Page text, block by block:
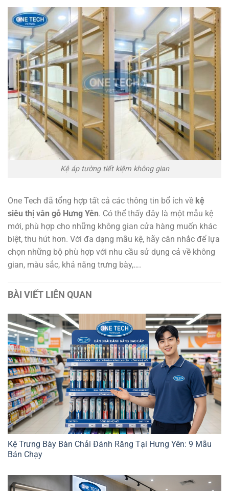
Kệ áp tường tiết kiệm không gian
One Tech đã tổng hợp tất cả các thông tin bổ ích về kệ
siêu thị vân gỗ Hưng Yên. Có thể thấy đây là một mẫu kệ
mới, phù hợp cho những không gian cửa hàng muốn khác
biệt, thu hút hơn. Với đa dạng mẫu kệ, hãy cân nhắc để lựa
chọn những bộ phù hợp với nhu cầu sử dụng cả về không
gian, màu sắc, khả năng trưng bày,….
BÀI VIẾT LIÊN QUAN
Kệ Trưng Bày Bàn Chải Đánh Răng Tại Hưng Yên: 9 Mẫu
Bán Chạy